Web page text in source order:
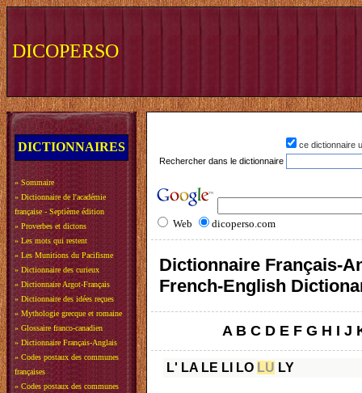
DICOPERSO
DICTIONNAIRES
» Sommaire
» Dictionnaire de l'académie
française - Septième édition
» Proverbes et dictons
» Les mots qui restent
» Les Munitions du Pacifisme
» Dictionnaire des curieux
» Dictionnaire Argot-Français
» Dictionnaire des idées reçues
» Mythologie grecque et romaine
» Glossaire franco-canadien
» Dictionnaire Français-Anglais
» Codes postaux des communes
françaises
» Codes postaux des communes
ce dictionnaire
Rechercher dans le dictionnaire
Web dicoperso.com
Dictionnaire Français-
French-English
A B C D E F G H I J
L' LA LE LI LO LU LY